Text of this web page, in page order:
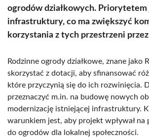
ogrodów działkowych.
infrastruktury, co ma zwiększyć
korzystania z tych przestrzeni
Rodzinne ogrody działkowe, znane jako
skorzystać z dotacji, aby sfinansować
które przyczynią się do ich rozwinięcia.
przeznaczyć m.in. na budowę nowych
modernizację istniejącej infrastruktury.
warunkiem jest, aby projekt wpływał na
do ogrodów dla lokalnej społeczności.